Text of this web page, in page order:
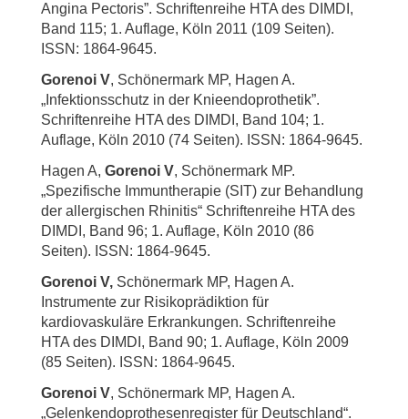
Angina Pectoris”. Schriftenreihe HTA des DIMDI,
Band 115; 1. Auflage, Köln 2011 (109 Seiten).
ISSN: 1864-9645.
Gorenoi V, Schönermark MP, Hagen A.
„Infektionsschutz in der Knieendoprothetik”.
Schriftenreihe HTA des DIMDI, Band 104; 1.
Auflage, Köln 2010 (74 Seiten). ISSN: 1864-9645.
Hagen A, Gorenoi V, Schönermark MP.
„Spezifische Immuntherapie (SIT) zur Behandlung
der allergischen Rhinitis“ Schriftenreihe HTA des
DIMDI, Band 96; 1. Auflage, Köln 2010 (86
Seiten). ISSN: 1864-9645.
Gorenoi V, Schönermark MP, Hagen A.
Instrumente zur Risikoprädiktion für
kardiovaskuläre Erkrankungen. Schriftenreihe
HTA des DIMDI, Band 90; 1. Auflage, Köln 2009
(85 Seiten). ISSN: 1864-9645.
Gorenoi V, Schönermark MP, Hagen A.
„Gelenkendoprothesenregister für Deutschland“.